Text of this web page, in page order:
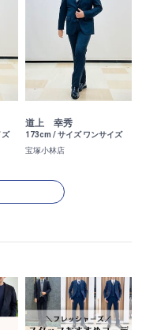
ズ
道上 幸秀
173cm / サイズ ワンサイズ
宝塚小林店